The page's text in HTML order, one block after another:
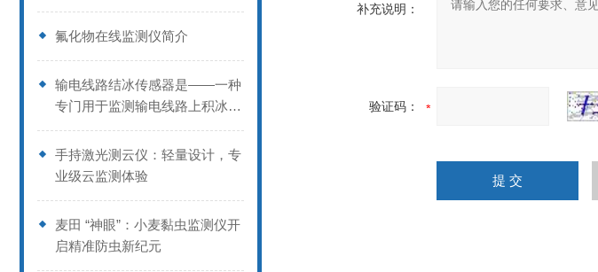
氟化物在线监测仪简介
输电线路结冰传感器是——一种
专门用于监测输电线路上积冰情
况的设备
手持激光测云仪：轻量设计，专
业级云监测体验
麦田 “神眼”：小麦黏虫监测仪开
启精准防虫新纪元
补充说明：
验证码：